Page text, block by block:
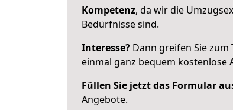
Kompetenz, da wir die
Bedürfnisse sind.
Interesse? Dann greifen Sie
einmal ganz bequem kostenlose
Füllen Sie jetzt das Formular
Angebote.